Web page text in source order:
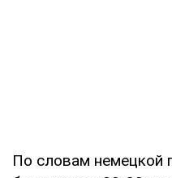
По словам немецкой